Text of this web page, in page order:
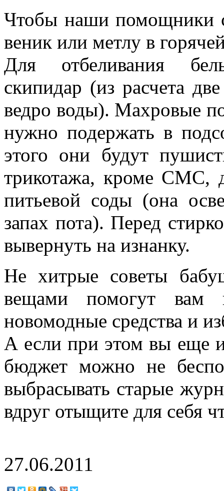
Чтобы наши помощники
веник или метлу в
Для отбеливания
скипидар (из расчета
ведро воды). Махровые
нужно подержать в
этого они будут
трикотажа, кроме СМС,
питьевой соды (она
запах пота). Перед
вывернуть на изнанку.
Не хитрые советы
вещами помогут вам
новомодные средства и
А если при этом вы еще
бюджет можно не
выбрасывать старые
вдруг отыщите для себя
27.06.2011